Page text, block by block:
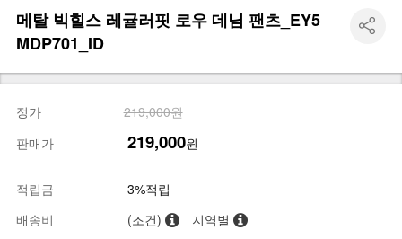
메탈 빅힐스 레귤러핏 로우 데님 팬츠_EY5
MDP701_ID
정가
219,000원
판매가
219,000원
적립금
3%적립
배송비
(조건) 지역별